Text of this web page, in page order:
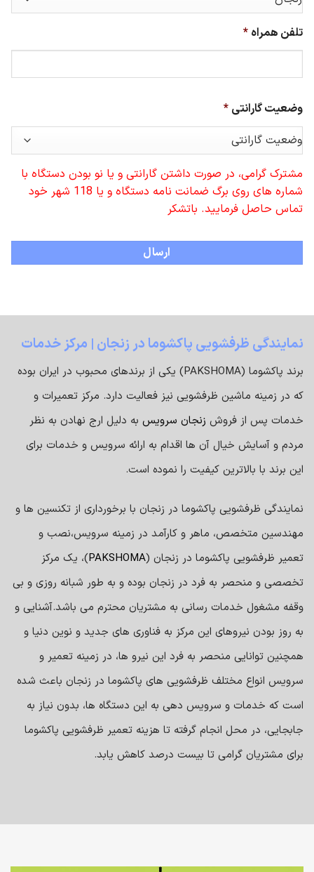
تلفن همراه *
وضعیت گارانتی *
مشترک گرامی، در صورت داشتن گارانتی و یا نو بودن دستگاه با
شماره های روی برگ ضمانت نامه دستگاه و یا 118 شهر خود
تماس حاصل فرمایید. باتشکر
نمایندگی ظرفشویی پاکشوما در زنجان | مرکز خدمات
برند پاکشوما (PAKSHOMA) یکی از برندهای محبوب در ایران بوده
که در زمینه ماشین ظرفشویی نیز فعالیت دارد. مرکز تعمیرات و
خدمات پس از فروش زنجان سرویس به دلیل ارج نهادن به نظر
مردم و آسایش خیال آن ها اقدام به ارائه سرویس و خدمات برای
این برند با بالاترین کیفیت را نموده است.
نمایندگی ظرفشویی پاکشوما در زنجان با برخورداری از تکنسین ها و
مهندسین متخصص، ماهر و کارآمد در زمینه سرویس،نصب و
تعمیر ظرفشویی پاکشوما در زنجان (PAKSHOMA)، یک مرکز
تخصصی و منحصر به فرد در زنجان بوده و به طور شبانه روزی و بی
وقفه مشغول خدمات رسانی به مشتریان محترم می باشد.آشنایی و
به روز بودن نیروهای این مرکز به فناوری های جدید و نوین دنیا و
همچنین توانایی منحصر به فرد این نیرو ها، در زمینه تعمیر و
سرویس انواع مختلف ظرفشویی های پاکشوما در زنجان باعث شده
است که خدمات و سرویس دهی به این دستگاه ها، بدون نیاز به
جابجایی، در محل انجام گرفته تا هزینه تعمیر ظرفشویی پاکشوما
برای مشتریان گرامی تا بیست درصد کاهش یابد.